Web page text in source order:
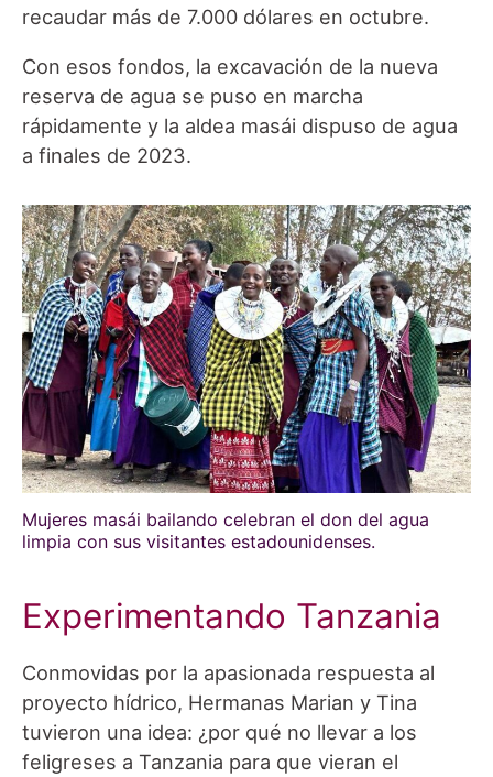
recaudar más de 7.000 dólares en octubre.
Con esos fondos, la excavación de la nueva
reserva de agua se puso en marcha
rápidamente y la aldea masái dispuso de agua
a finales de 2023.
Mujeres masái bailando celebran el don del agua
limpia con sus visitantes estadounidenses.
Experimentando Tanzania
Conmovidas por la apasionada respuesta al
proyecto hídrico, Hermanas Marian y Tina
tuvieron una idea: ¿por qué no llevar a los
feligreses a Tanzania para que vieran el